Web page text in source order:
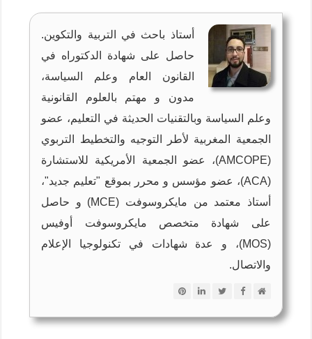
أستاذ باحث في التربية والتكوين.
حاصل على شهادة الدكتوراه في
القانون العام وعلم السياسة،
مدون و مهتم بالعلوم القانونية
وعلم السياسة وبالتقنيات الحديثة في التعليم، عضو
الجمعية المغربية لأطر التوجيه والتخطيط التربوي
(AMCOPE)، عضو الجمعية الأمريكية للاستشارة
(ACA)، عضو مؤسس و محرر بموقع "تعليم جديد"،
أستاذ معتمد من مايكروسوفت (MCE) و حاصل
على شهادة متخصص مايكروسوفت أوفيس
(MOS)، و عدة شهادات في تكنولوجيا الإعلام
والاتصال.